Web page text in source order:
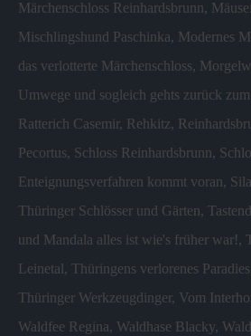
Märchenschloss Reinhardsbrunn,
Mischlingshund Paschinka, Modernes
das verlotterte Märchenschloss,
Umwege und sogleich gehts zurück
Ratterich Casemir, Rehkitz,
Pecortus, Schloss Reinhardsbrunn,
Enteignungsverfahren kommt voran,
Thüringer Schlösser und Gärten,
und Mandala alles ist wie's früher war!,
Leinetal, Thüringens verlorenes Paradies
Thüringer Werkzeugdinger, Vom
Waldfee Regina, Waldhase Blacky,